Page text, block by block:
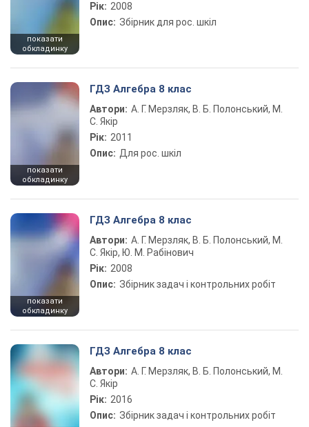
показати
обкладинку
Рік: 2008
Опис: Збірник для рос. шкіл
показати
обкладинку
ГДЗ Алгебра 8 клас
Автори: А. Г. Мерзляк, В. Б. Полонський, М.
С. Якір
Рік: 2011
Опис: Для рос. шкіл
показати
обкладинку
ГДЗ Алгебра 8 клас
Автори: А. Г. Мерзляк, В. Б. Полонський, М.
С. Якір, Ю. М. Рабінович
Рік: 2008
Опис: Збірник задач і контрольних робіт
ГДЗ Алгебра 8 клас
Автори: А. Г. Мерзляк, В. Б. Полонський, М.
С. Якір
Рік: 2016
Опис: Збірник задач і контрольних робіт